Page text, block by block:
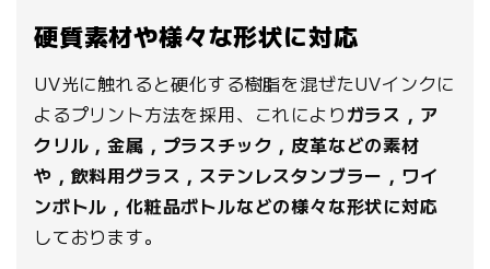
硬質素材や様々な形状に対応
UV光に触れると硬化する樹脂を混ぜたUVインクに
よるプリント方法を採用、これによりガラス，ア
クリル，金属，プラスチック，皮革などの素材
や，飲料用グラス，ステンレスタンブラー，ワイ
ンボトル，化粧品ボトルなどの様々な形状に対応
しております。